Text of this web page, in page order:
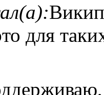
для